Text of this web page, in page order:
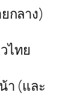
กลาง)
ไทย
า (และ